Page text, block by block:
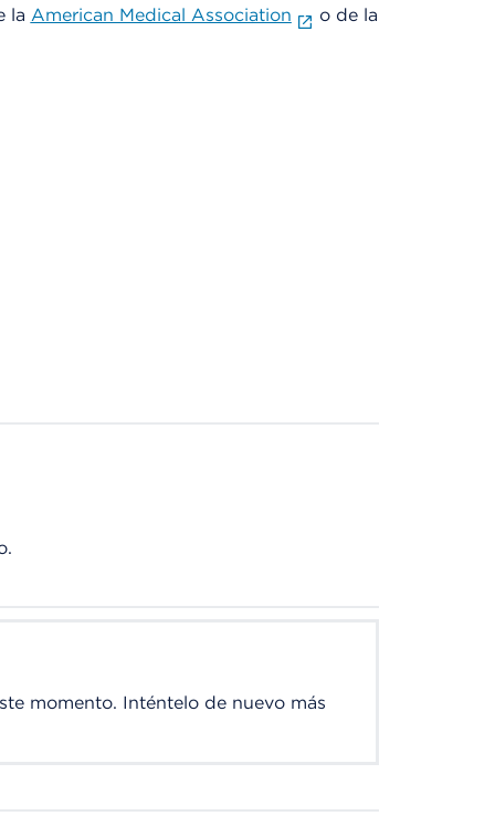
la American Medical Association
o de la
momento. Inténtelo de nuevo más